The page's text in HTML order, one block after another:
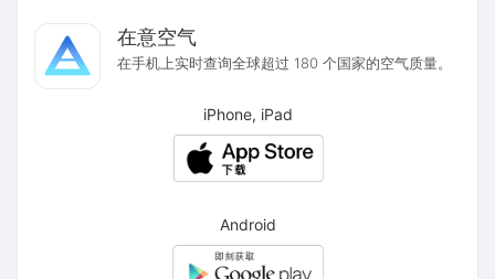
在意空气
在手机上实时查询全球超过 180 个国家的空气质量。
iPhone, iPad
Android